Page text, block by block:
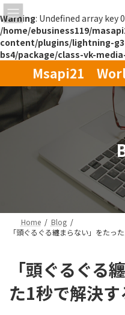
Warning: Undefined array key
/home/ebusiness119/
content/plugins/lightning-
bs4/package/class-vk-
テ
ン
ツ
へ
ゲ
ー
シ
ョ
Msapi21
Home
Blog
「頭ぐるぐる纏まらない」をたっ
「頭ぐるぐる
た1秒で解決す